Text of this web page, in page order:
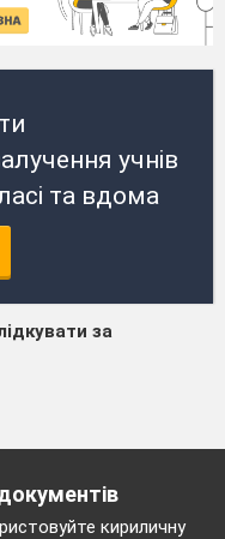
учнів
та вдома
за
кириличну